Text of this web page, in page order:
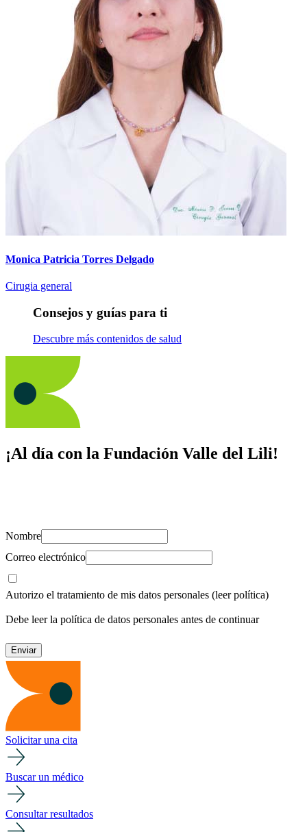
Monica Patricia Torres Delgado
Cirugia general
Consejos y guías para ti
Descubre más contenidos de salud
¡Al día con la Fundación Valle del Lili!
Nombre
Correo electrónico
Autorizo el tratamiento de mis datos personales (leer política)
Debe leer la política de datos personales antes de continuar
Solicitar una cita
Buscar un médico
Consultar resultados